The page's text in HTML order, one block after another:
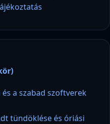
a szabad szoftverek
tündöklése és óriási